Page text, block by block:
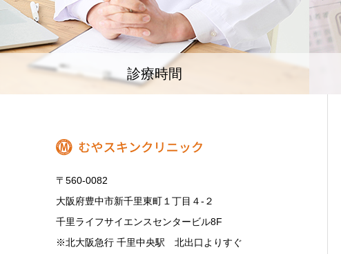
診療時間
〒560-0082
大阪府豊中市新千里東町１丁目４‐２
千里ライフサイエンスセンタービル8F
※北大阪急行 千里中央駅 北出口よりすぐ